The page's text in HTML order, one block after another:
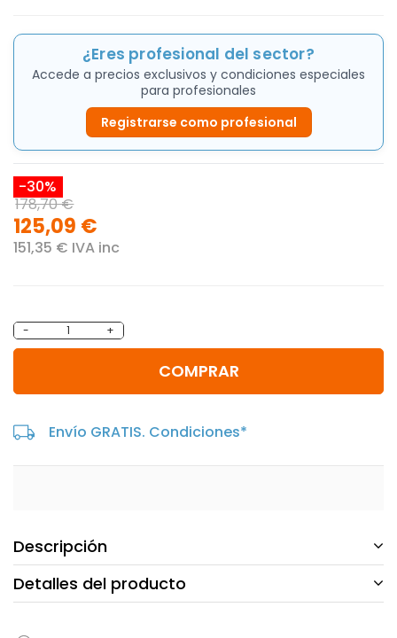
¿Eres profesional del sector?
Accede a precios exclusivos y condiciones especiales
para profesionales
Registrarse como profesional
-30%
178,70 €
125,09 €
151,35 € IVA inc
- +
COMPRAR
Envío GRATIS. Condiciones*
Descripción
Detalles del producto